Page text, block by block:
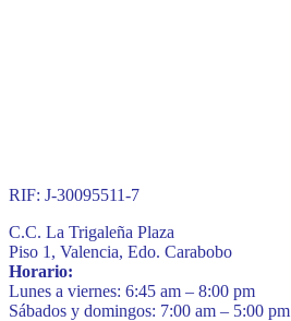
RIF: J-30095511-7
C.C. La Trigaleña Plaza
Piso 1, Valencia, Edo. Carabobo
Horario:
Lunes a viernes: 6:45 am – 8:00 pm
Sábados y domingos: 7:00 am – 5:00 pm